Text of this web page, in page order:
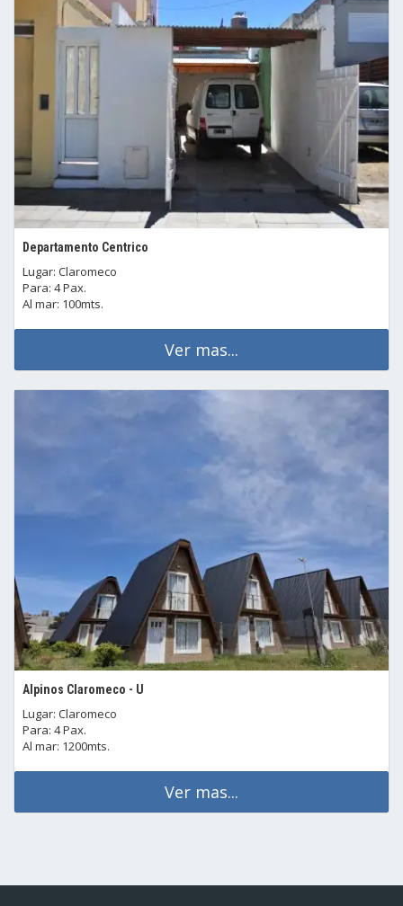
Departamento Centrico
Lugar: Claromeco
Para: 4 Pax.
Al mar: 100mts.
Ver mas...
Alpinos Claromeco - U
Lugar: Claromeco
Para: 4 Pax.
Al mar: 1200mts.
Ver mas...